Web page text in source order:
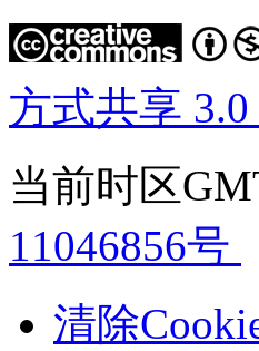
方式共享
当前时区
11046856号
清除